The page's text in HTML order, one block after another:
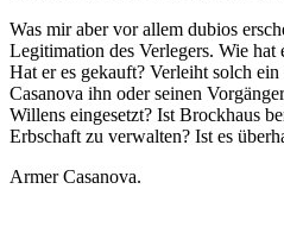
Was mir aber vor allem dubios
Legitimation des Verlegers. Wie
Hat er es gekauft? Verleiht solch
Casanova ihn oder seinen
Willens eingesetzt? Ist Brockhaus
Erbschaft zu verwalten? Ist es
Armer Casanova.